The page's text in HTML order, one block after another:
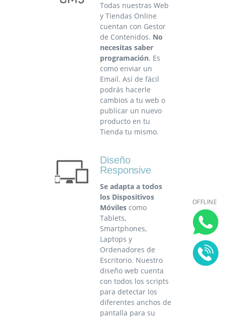
Todas nuestras Web
y Tiendas Online
cuentan con Gestor
de Contenidos. No
necesitas saber
programación. Es
como enviar un
Email. Así de fácil
podrás hacerle
cambios a tu web o
publicar un nuevo
producto en tu
Tienda tu mismo.
Diseño
Responsive
Se adapta a todos
los Dispositivos
Móviles como
Tablets,
Smartphones,
Laptops y
Ordenadores de
Escritorio. Nuestro
diseño web cuenta
con todos los scripts
para detectar los
diferentes anchos de
pantalla para su
OFFLINE